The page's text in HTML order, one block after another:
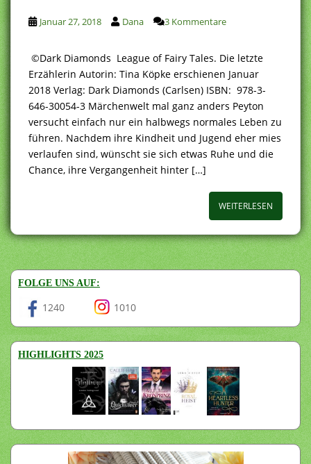
Januar 27, 2018 Dana 3 Kommentare
©Dark Diamonds League of Fairy Tales. Die letzte
Erzählerin Autorin: Tina Köpke erschienen Januar
2018 Verlag: Dark Diamonds (Carlsen) ISBN: 978-3-
646-30054-3 Märchenwelt mal ganz anders Peyton
versucht einfach nur ein halbwegs normales Leben zu
führen. Nachdem ihre Kindheit und Jugend eher mies
verlaufen sind, wünscht sie sich etwas Ruhe und die
Chance, ihre Vergangenheit hinter […]
WEITERLESEN
FOLGE UNS AUF:
1240 1010
HIGHLIGHTS 2025